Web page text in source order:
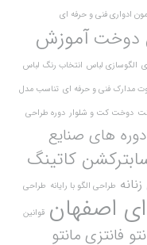
ادواری فنی و حرفه ای
دوخت آموزش
الگوسازی لباس انتخاب رنگ لباس
مدارک فنی و حرفه ای تناسب مدل
دوخت کت و شلوار دوره طراحی
دوره های صنایع
کاتینگ
طراحی الگو با رایانه طراحی
اصفهان قوانین
فانتزی مانتو